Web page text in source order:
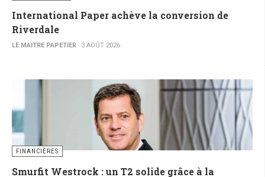
International Paper achève la conversion de
Riverdale
LE MAITRE PAPETIER 3 AOÛT 2026
FINANCIÈRES
Smurfit Westrock : un T2 solide grâce à la